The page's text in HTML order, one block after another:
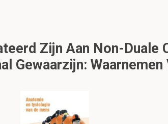
Zijn Aan Non-Duale
Gewaarzijn: